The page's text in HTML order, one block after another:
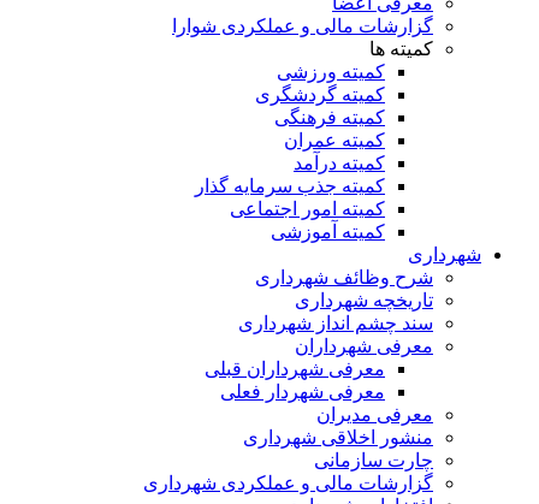
گزارشات مالی و عملکردی شوارا
کمیته ها
کمیته ورزشی
کمیته گردشگری
کمیته فرهنگی
کمیته عمران
کمیته درآمد
کمیته جذب سرمایه گذار
کمیته امور اجتماعی
کمیته آموزشی
شهرداری
شرح وظائف شهرداری
تاریخچه شهرداری
سند چشم انداز شهرداری
معرفی شهرداران
معرفی شهرداران قبلی
معرفی شهردار فعلی
معرفی مدیران
منشور اخلاقی شهرداری
چارت سازمانی
گزارشات مالی و عملکردی شهرداری